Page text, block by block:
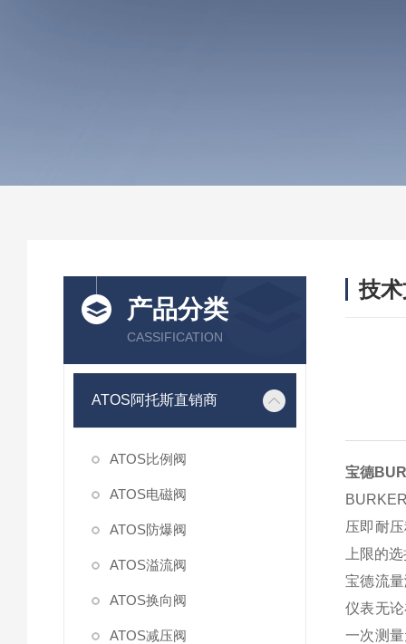
产品分类
CASSIFICATION
ATOS阿托斯直销商
ATOS比例阀
ATOS电磁阀
ATOS防爆阀
ATOS溢流阀
ATOS换向阀
ATOS减压阀
技
宝德
压即耐
上限的
宝德流
仪表无
一次测